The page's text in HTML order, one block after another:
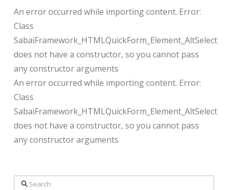
An error occurred while importing content. Error:
Class
SabaiFramework_HTMLQuickForm_Element_AltSelect
does not have a constructor, so you cannot pass
any constructor arguments
An error occurred while importing content. Error:
Class
SabaiFramework_HTMLQuickForm_Element_AltSelect
does not have a constructor, so you cannot pass
any constructor arguments
Search